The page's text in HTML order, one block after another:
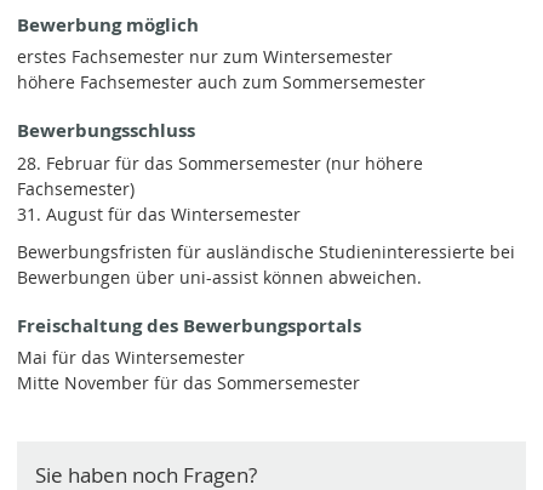
Bewerbung möglich
erstes Fachsemester nur zum Wintersemester
höhere Fachsemester auch zum Sommersemester
Bewerbungsschluss
28. Februar für das Sommersemester (nur höhere
Fachsemester)
31. August für das Wintersemester
Bewerbungsfristen für ausländische Studieninteressierte bei
Bewerbungen über uni-assist können abweichen.
Freischaltung des Bewerbungsportals
Mai für das Wintersemester
Mitte November für das Sommersemester
Sie haben noch Fragen?